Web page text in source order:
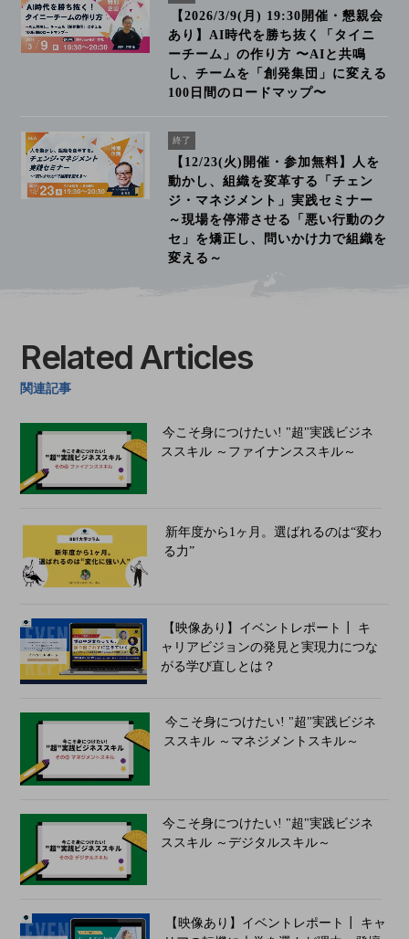
【2026/3/9(月) 19:30開催・懇親会
あり】AI時代を勝ち抜く「タイニ
ーチーム」の作り方 〜AIと共鳴
し、チームを「創発集団」に変える
100日間のロードマップ〜
終了
【12/23(火)開催・参加無料】人を
動かし、組織を変革する「チェン
ジ・マネジメント」実践セミナー
～現場を停滞させる「悪い行動のク
セ」を矯正し、問いかけ力で組織を
変える～
Related Articles
関連記事
今こそ身につけたい! "超"実践ビジネ
ススキル ～ファイナンススキル～
新年度から1ヶ月。選ばれるのは“変わ
る力”
【映像あり】イベントレポート┃ キ
ャリアビジョンの発見と実現力につな
がる学び直しとは？
今こそ身につけたい! "超"実践ビジネ
ススキル ～マネジメントスキル～
今こそ身につけたい! "超"実践ビジネ
ススキル ～デジタルスキル～
【映像あり】イベントレポート┃ キャ